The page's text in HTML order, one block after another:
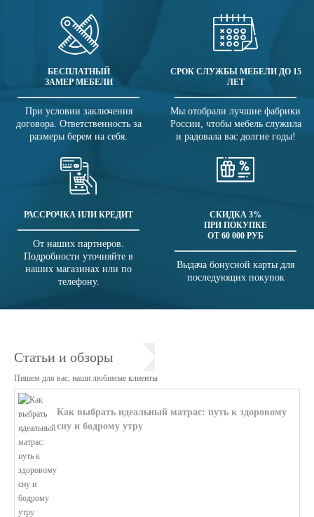
БЕСПЛАТНЫЙ
ЗАМЕР МЕБЕЛИ
При условии заключения
договора. Ответственность за
размеры берем на себя.
СРОК СЛУЖБЫ МЕБЕЛИ ДО 15
ЛЕТ
Мы отобрали лучшие фабрики
России, чтобы мебель служила
и радовала вас долгие годы!
РАССРОЧКА ИЛИ КРЕДИТ
От наших партнеров.
Подробности уточняйте в
наших магазинах или по
телефону.
СКИДКА 3%
ПРИ ПОКУПКЕ
ОТ 60 000 РУБ
Выдача бонусной карты для
последующих покупок
Статьи и обзоры
Пишем для вас, наши любимые клиенты
Как выбрать идеальный матрас: путь к здоровому
сну и бодрому утру